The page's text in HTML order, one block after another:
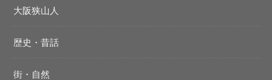
大阪狭山人
歴史・昔話
街・自然